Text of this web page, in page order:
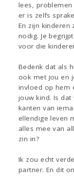
lees, problemen
er is zelfs
En zijn kinderen
nodig. Je
voor die
Bedenk dat als
ook met jou en
invloed op hem
jouw kind. Is dat
kanten van
ellendige leven
alles mee van
zin in?
Ik zou echt
partner. En dit